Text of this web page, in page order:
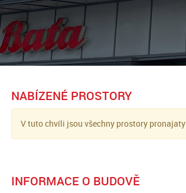
NABÍZENÉ PROSTORY
V tuto chvíli jsou všechny prostory pronajaty
INFORMACE O BUDOVĚ